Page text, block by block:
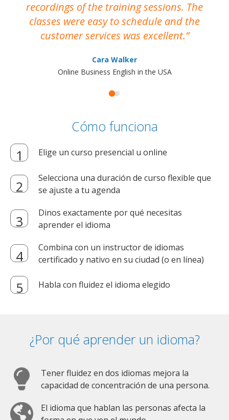
recordings of the training sessions. The
classes were easy to schedule and the
customer services was excellent.
Cara Walker
Online Business English in the USA
Cómo funciona
Elige un curso presencial u online
Selecciona una duración de curso flexible que
se ajuste a tu agenda
Dinos exactamente por qué necesitas
aprender el idioma
Combina con un instructor de idiomas
certificado y nativo en su ciudad (o en línea)
Habla con fluidez el idioma elegido
¿Por qué aprender un idioma?
Tener fluidez en dos idiomas mejora la
capacidad de concentración de una persona.
El idioma que hablan las personas afecta la